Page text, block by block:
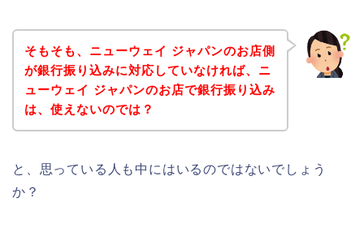
そもそも、ニューウェイ ジャパンのお店側
が銀行振り込みに対応していなければ、ニ
ューウェイ ジャパンのお店で銀行振り込み
は、使えないのでは？
と、思っている人も中にはいるのではないでしょう
か？